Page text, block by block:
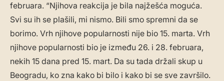
februara. “Njihova reakcija je bila najžešća moguća.
Svi su ih se plašili, mi nismo. Bili smo spremni da se
borimo. Vrh njihove popularnosti nije bio 15. marta. Vrh
njihove popularnosti bio je između 26. i 28. februara,
nekih 15 dana pred 15. mart. Da su tada držali skup u
Beogradu, ko zna kako bi bilo i kako bi se sve završilo.